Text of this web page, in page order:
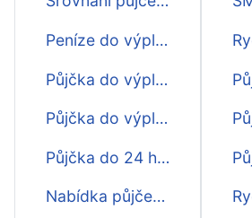
Peníze do výplaty
Půjčka do výplaty ihned na účet
Půjčka do výplaty na 30 dní
Půjčka do 24 hodin
Nabídka půjček do výplaty